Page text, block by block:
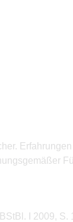
I 2009,